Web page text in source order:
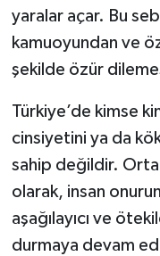
yaralar açar. Bu
kamuoyundan ve
şekilde özür
Türkiye’de kimse
cinsiyetini ya da
sahip değildir.
olarak, insan
aşağılayıcı ve
durmaya devam